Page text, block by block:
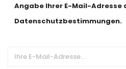
Angabe Ihrer E-Mail-Adresse
Datenschutzbestimmungen.